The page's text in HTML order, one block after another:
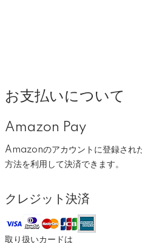
お支払いについて
Amazon Pay
Amazonのアカウントに登録され
方法を利用して決済できます。
クレジット決済
取り扱いカードは